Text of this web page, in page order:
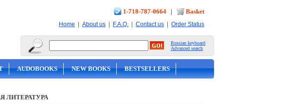
1-718-787-0664 | Basket
Home | About us | F.A.Q. | Contact us | Order Status
Russian keyboard
Advanced search
AUDOBOOKS NEW BOOKS BESTSELLERS
ЛИТЕРАТУРА